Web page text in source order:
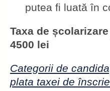
putea fi luată în
Taxa de
4500 lei
Categorii de
plata taxei de